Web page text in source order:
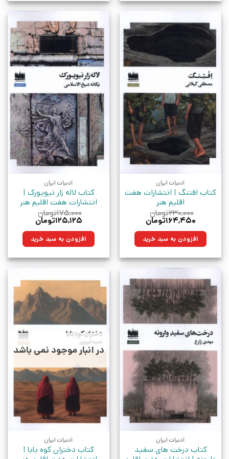
ادبیات ایران
کتاب افتنگ | انتشارات هفت
اقلیم هنر
۲۳۰,۰۰۰تومان
قیمت
۲۳۰,۰۰۰تومان
بود.
۱۶۴,۴۵۰تومان
۱۶۴,۴۵۰تومان.افزودن به سبد خرید
ادبیات ایران
کتاب لاله زار نیویورک |
انتشارات هفت اقلیم هنر
۱۷۵,۰۰۰تومان
قیمت
۱۷۵,۰۰۰تومان
بود.
۱۲۵,۱۲۵تومان
۱۲۵,۱۲۵تومان.افزودن به سبد خرید
ادبیات ایران
کتاب درخت های سفید
در انبار موجود نمی باشد
ادبیات ایران
کتاب دختران کوه بابا |